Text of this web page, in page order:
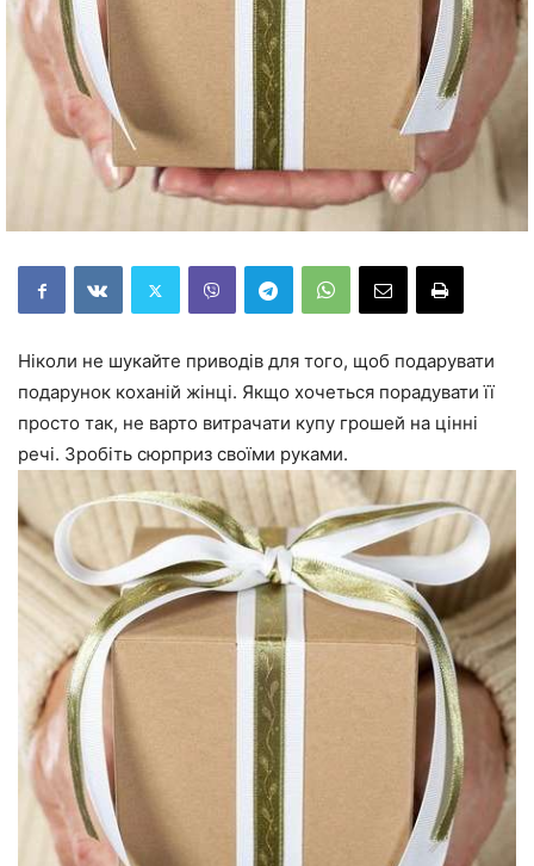
Ніколи не шукайте приводів для того, щоб подарувати
подарунок коханій жінці. Якщо хочеться порадувати її
просто так, не варто витрачати купу грошей на цінні
речі. Зробіть сюрприз своїми руками.